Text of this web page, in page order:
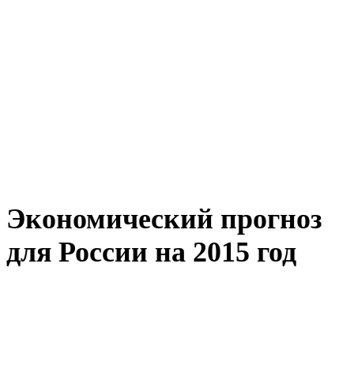
Экономический прогноз
для России на 2015 год